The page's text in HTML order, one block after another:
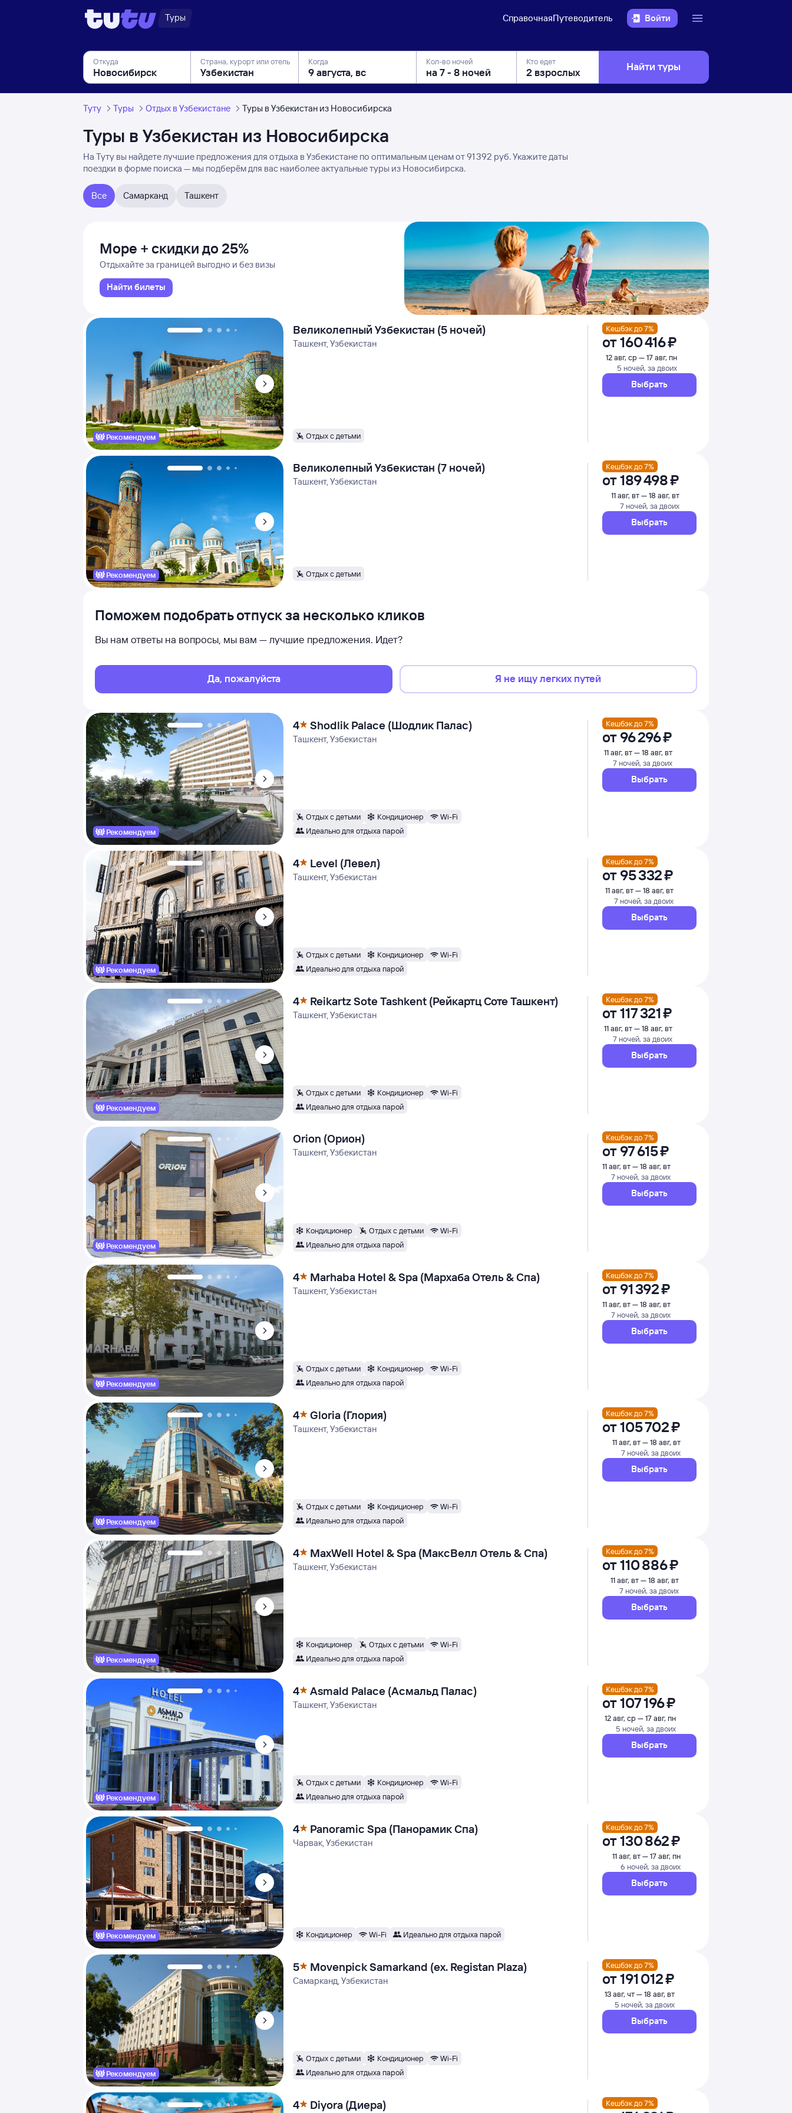
Туры СправочнаяПутеводитель Войти
Откуда Страна, курорт или отель Когда Кол-во ночей Кто едет Найти туры
Туту Туры Отдых в Узбекистане Туры в Узбекистан из Новосибирска
Туры в Узбекистан из Новосибирска
На Туту вы найдете лучшие предложения для отдыха в Узбекистане по оптимальным ценам от 91 ⁠392 руб. Укажите даты
поездки в форме поиска — мы подберём для вас наиболее актуальные туры из Новосибирска.
Все Самарканд Ташкент
Море + скидки до 25%
Отдыхайте за границей выгодно и без визы
Найти билеты
Рекомендуем
Великолепный Узбекистан (5 ночей)
Ташкент, Узбекистан
Отдых с детьми
Кешбэк до 7%
от160 ⁠416 ⁠₽
12 авг, ср — 17 авг, пн
5 ночей, за двоих
Выбрать
Рекомендуем
Великолепный Узбекистан (7 ночей)
Ташкент, Узбекистан
Отдых с детьми
Кешбэк до 7%
от189 ⁠498 ⁠₽
11 авг, вт — 18 авг, вт
7 ночей, за двоих
Выбрать
Поможем подобрать отпуск за несколько кликов
Вы нам ответы на вопросы, мы вам — лучшие предложения. Идет?
Да, пожалуйста Я не ищу легких путей
Рекомендуем
4 Shodlik Palace (Шодлик Палас)
Ташкент, Узбекистан
Отдых с детьми Кондиционер
Wi-Fi
Идеально для отдыха парой
Кешбэк до 7%
от 96 ⁠296 ⁠₽
11 авг, вт — 18 авг, вт
7 ночей, за двоих
Выбрать
Рекомендуем
4 Level (Левел)
Ташкент, Узбекистан
Отдых с детьми Кондиционер
Wi-Fi
Идеально для отдыха парой
Кешбэк до 7%
от 95 ⁠332 ⁠₽
11 авг, вт — 18 авг, вт
7 ночей, за двоих
Выбрать
Рекомендуем
4 Reikartz Sote Tashkent (Рейкартц Соте Ташкент)
Ташкент, Узбекистан
Отдых с детьми Кондиционер
Wi-Fi
Идеально для отдыха парой
Кешбэк до 7%
от117 ⁠321 ⁠₽
11 авг, вт — 18 авг, вт
7 ночей, за двоих
Выбрать
Рекомендуем
Orion (Орион)
Ташкент, Узбекистан
Кондиционер Отдых с детьми
Wi-Fi
Идеально для отдыха парой
Кешбэк до 7%
от 97 ⁠615 ⁠₽
11 авг, вт — 18 авг, вт
7 ночей, за двоих
Выбрать
Рекомендуем
4 Marhaba Hotel & Spa (Мархаба Отель & Спа)
Ташкент, Узбекистан
Отдых с детьми Кондиционер
Wi-Fi
Идеально для отдыха парой
Кешбэк до 7%
от 91 ⁠392 ⁠₽
11 авг, вт — 18 авг, вт
7 ночей, за двоих
Выбрать
Рекомендуем
4 Gloria (Глория)
Ташкент, Узбекистан
Отдых с детьми Кондиционер
Wi-Fi
Идеально для отдыха парой
Кешбэк до 7%
от105 ⁠702 ⁠₽
11 авг, вт — 18 авг, вт
7 ночей, за двоих
Выбрать
Рекомендуем
4 MaxWell Hotel & Spa (МаксВелл Отель & Спа)
Ташкент, Узбекистан
Кондиционер Отдых с детьми
Wi-Fi
Идеально для отдыха парой
Кешбэк до 7%
от110 ⁠886 ⁠₽
11 авг, вт — 18 авг, вт
7 ночей, за двоих
Выбрать
Рекомендуем
4 Asmald Palace (Асмальд Палас)
Ташкент, Узбекистан
Отдых с детьми Кондиционер
Wi-Fi
Идеально для отдыха парой
Кешбэк до 7%
от107 ⁠196 ⁠₽
12 авг, ср — 17 авг, пн
5 ночей, за двоих
Выбрать
Рекомендуем
4 Panoramic Spa (Панорамик Спа)
Чарвак, Узбекистан
Кондиционер Wi-Fi Идеально для отдыха парой
Кешбэк до 7%
от130 ⁠862 ⁠₽
11 авг, вт — 17 авг, пн
6 ночей, за двоих
Выбрать
Рекомендуем
5 Movenpick Samarkand (ex. Registan Plaza)
Самарканд, Узбекистан
Отдых с детьми Кондиционер
Wi-Fi
Идеально для отдыха парой
Кешбэк до 7%
от191 ⁠012 ⁠₽
13 авг, чт — 18 авг, вт
5 ночей, за двоих
Выбрать
4 Diyora (Диера) Кешбэк до 7%